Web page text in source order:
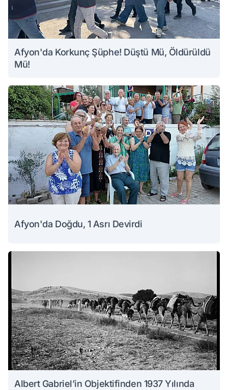
Afyon'da Korkunç Şüphe! Düştü Mü, Öldürüldü
Mü!
Afyon'da Doğdu, 1 Asrı Devirdi
Albert Gabriel’in Objektifinden 1937 Yılında